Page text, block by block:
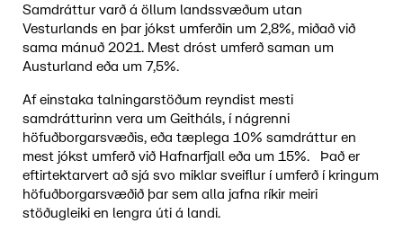
Samdráttur varð á öllum landssvæðum utan
Vesturlands en þar jókst umferðin um 2,8%, miðað við
sama mánuð 2021. Mest dróst umferð saman um
Austurland eða um 7,5%.
Af einstaka talningarstöðum reyndist mesti
samdrátturinn vera um Geitháls, í nágrenni
höfuðborgarsvæðis, eða tæplega 10% samdráttur en
mest jókst umferð við Hafnarfjall eða um 15%. Það er
eftirtektarvert að sjá svo miklar sveiflur í umferð í kringum
höfuðborgarsvæðið þar sem alla jafna ríkir meiri
stöðugleiki en lengra úti á landi.